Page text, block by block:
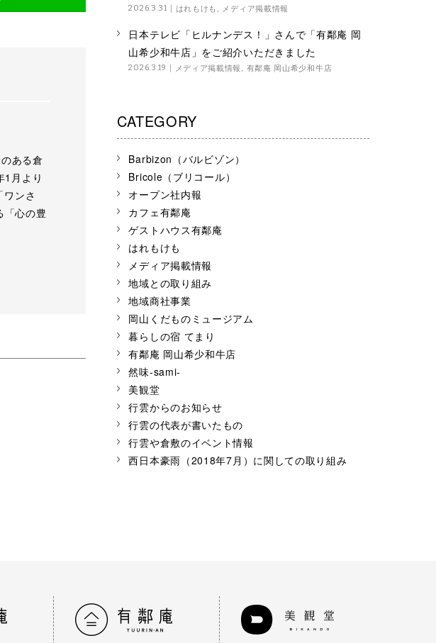
ある倉
1月より
ンさ
「心の豊
2026.3.31 はれもけも メディア掲載情報
日本テレビ「ヒルナンデス！」さんで「有鄰庵 岡
山希少和牛店」をご紹介いただきました
2026.3.19 メディア掲載情報 有鄰庵 岡山希少和牛店
CATEGORY
Barbizon（バルビゾン）
Bricole（ブリコール）
オープン社内報
カフェ有鄰庵
ゲストハウス有鄰庵
はれもけも
メディア掲載情報
地域との取り組み
地域商社事業
岡山くだものミュージアム
暮らしの宿 てまり
有鄰庵 岡山希少和牛店
然味-sami-
美観堂
行雲からのお知らせ
行雲の代表が書いたもの
行雲や倉敷のイベント情報
西日本豪雨（2018年7月）に関しての取り組み